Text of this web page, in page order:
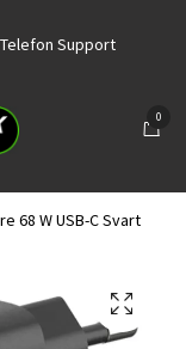
Support
0
68 W USB-C Svart